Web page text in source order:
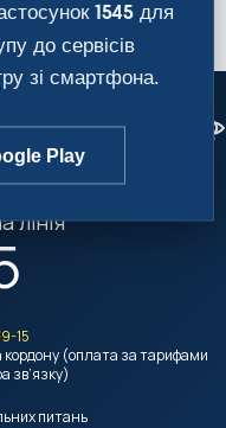
центр
лінія"
15
кордону (оплата за тарифами
зв’язку)
питань
1545 для
до сервісів
зі смартфона.
Play